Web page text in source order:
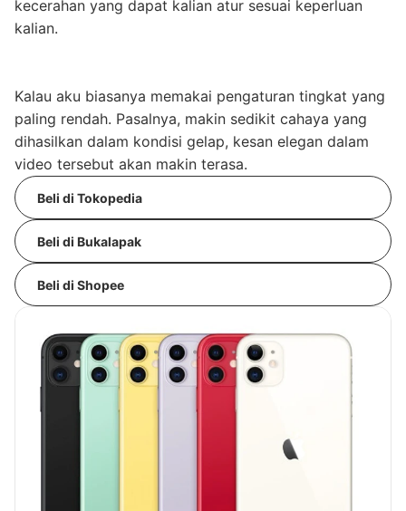
kecerahan yang dapat kalian atur sesuai keperluan
kalian.
Kalau aku biasanya memakai pengaturan tingkat yang
paling rendah. Pasalnya, makin sedikit cahaya yang
dihasilkan dalam kondisi gelap, kesan elegan dalam
video tersebut akan makin terasa.
Beli di Tokopedia
Beli di Bukalapak
Beli di Shopee